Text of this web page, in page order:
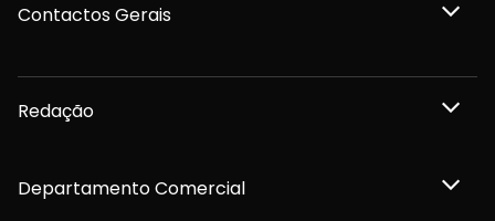
Contactos Gerais
Redação
Departamento Comercial